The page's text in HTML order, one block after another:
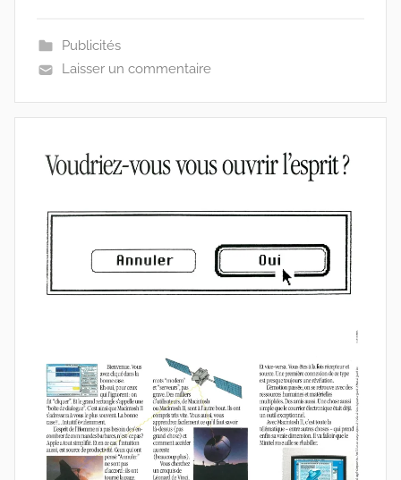
Publicités
Laisser un commentaire